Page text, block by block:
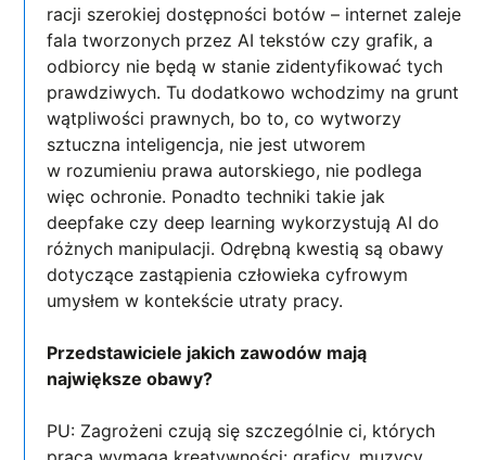
racji szerokiej dostępności botów – internet zaleje
fala tworzonych przez AI tekstów czy grafik, a
odbiorcy nie będą w stanie zidentyfikować tych
prawdziwych. Tu dodatkowo wchodzimy na grunt
wątpliwości prawnych, bo to, co wytworzy
sztuczna inteligencja, nie jest utworem
w rozumieniu prawa autorskiego, nie podlega
więc ochronie. Ponadto techniki takie jak
deepfake czy deep learning wykorzystują AI do
różnych manipulacji. Odrębną kwestią są obawy
dotyczące zastąpienia człowieka cyfrowym
umysłem w kontekście utraty pracy.
Przedstawiciele jakich zawodów mają
największe obawy?
PU: Zagrożeni czują się szczególnie ci, których